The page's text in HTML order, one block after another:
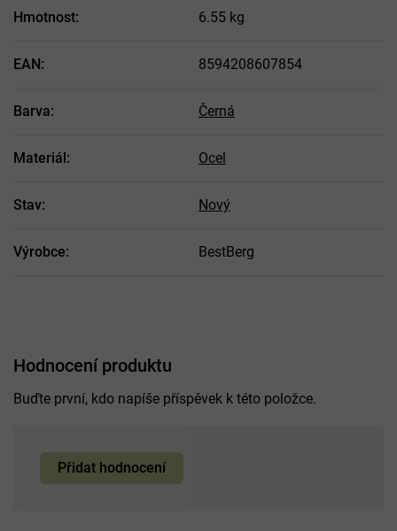
Hmotnost: 6.55 kg
EAN: 8594208607854
Barva: Černá
Materiál: Ocel
Stav: Nový
Výrobce: BestBerg
Hodnocení produktu
Buďte první, kdo napíše příspěvek k této položce.
Přidat hodnocení